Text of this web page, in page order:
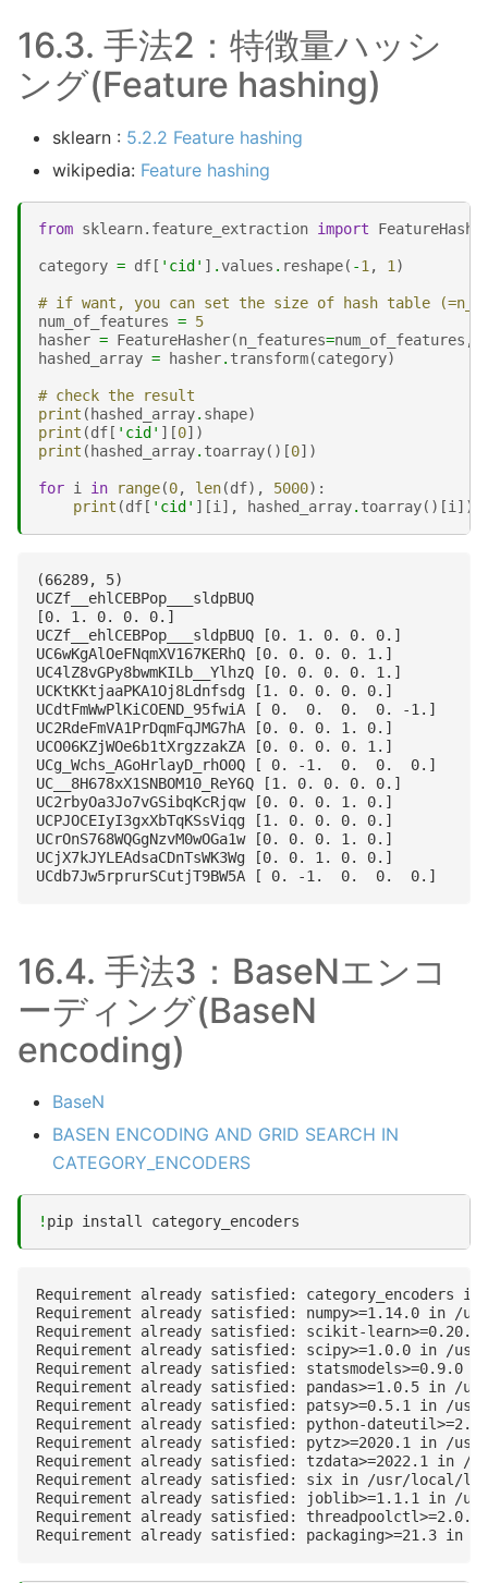
16.3. 手法2：特徴量ハッシ
ング(Feature hashing)
sklearn : 5.2.2 Feature hashing
wikipedia: Feature hashing
from sklearn.feature_extraction import
category = df[ 'cid' ] .values . reshape( -1 , 1 )
# if want, you can set the size of hash table
num_of_features = 5
hasher = FeatureHasher(n_features=num_of_features ,
hashed_array = hasher. transform(category)
# check the result
print (hashed_array. shape)
print (df[ 'cid' ][0])
print (hashed_array. toarray()[0])
for i in range(0, len(df), 5000):
print (df[ 'cid' ][i ], hashed_array. toarray()[i ])
(66289, 5)
UCZf__ehlCEBPop___sldpBUQ
[0. 1. 0. 0. 0.]
UCZf__ehlCEBPop___sldpBUQ [0. 1. 0. 0. 0.]
UC6wKgAlOeFNqmXV167KERhQ [0. 0. 0. 0. 1.]
UC4lZ8vGPy8bwmKILb__YlhzQ [0. 0. 0. 0. 1.]
UCKtKKtjaaPKA1Oj8Ldnfsdg [1. 0. 0. 0. 0.]
UCdtFmWwPlKiCOEND_95fwiA [ 0.  0.  0.  0. -1.]
UC2RdeFmVA1PrDqmFqJMG7hA [0. 0. 0. 1. 0.]
UCO06KZjWOe6b1tXrgzzakZA [0. 0. 0. 0. 1.]
UCg_Wchs_AGoHrlayD_rhO0Q [ 0. -1.  0.  0.  0.]
UC__8H678xX1SNBOM10_ReY6Q [1. 0. 0. 0. 0.]
UC2rbyOa3Jo7vGSibqKcRjqw [0. 0. 0. 1. 0.]
UCPJOCEIyI3gxXbTqKSsViqg [1. 0. 0. 0. 0.]
UCrOnS768WQGgNzvM0wOGa1w [0. 0. 0. 1. 0.]
UCjX7kJYLEAdsaCDnTsWK3Wg [0. 0. 1. 0. 0.]
16.4. 手法3：BaseNエンコ
ーディング(BaseN
encoding)
BaseN
BASEN ENCODING AND GRID SEARCH IN
CATEGORY_ENCODERS
! pip install
Requirement already satisfied:
Requirement already satisfied: numpy>=1.14.0 in /
Requirement already satisfied: scikit-
Requirement already satisfied: scipy>=1.0.0 in /
Requirement already satisfied:
Requirement already satisfied: pandas>=1.0.5 in /
Requirement already satisfied: patsy>=0.5.1 in /
Requirement already satisfied: python-
Requirement already satisfied: pytz>=2020.1 in /
Requirement already satisfied: tzdata>=2022.1 in /
Requirement already satisfied: six in /usr/local/lib/
Requirement already satisfied: joblib>=1.1.1 in /
Requirement already satisfied: